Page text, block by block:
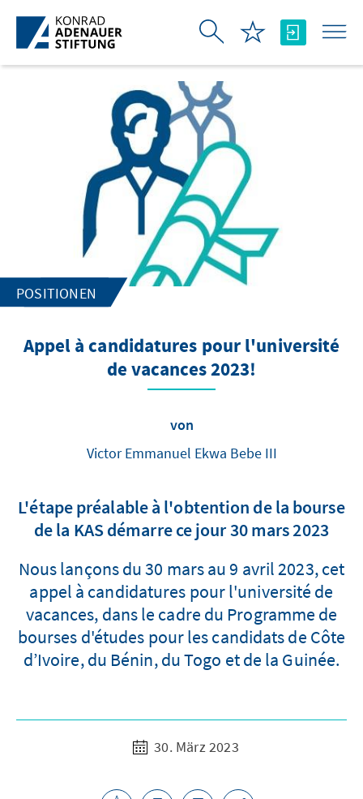
Zum Hauptinhalt springen
POSITIONEN
Appel à candidatures pour l'université
de vacances 2023!
von
Victor Emmanuel Ekwa Bebe III
L'étape préalable à l'obtention de la bourse
de la KAS démarre ce jour 30 mars 2023
Nous lançons du 30 mars au 9 avril 2023, cet
appel à candidatures pour l'université de
vacances, dans le cadre du Programme de
bourses d'études pour les candidats de Côte
d’Ivoire, du Bénin, du Togo et de la Guinée.
30. März 2023